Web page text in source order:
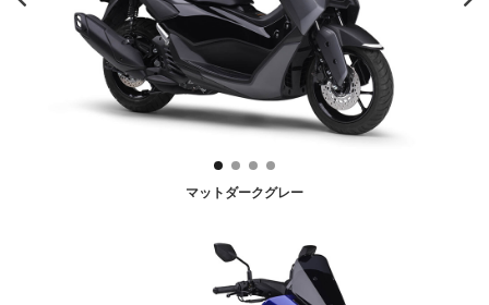
マットダークグレー